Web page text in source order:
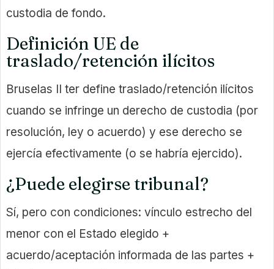
custodia de fondo.
Definición UE de
traslado/retención ilícitos
Bruselas II ter define traslado/retención ilícitos
cuando se infringe un derecho de custodia (por
resolución, ley o acuerdo) y ese derecho se
ejercía efectivamente (o se habría ejercido).
¿Puede elegirse tribunal?
Sí, pero con condiciones: vínculo estrecho del
menor con el Estado elegido +
acuerdo/aceptación informada de las partes +